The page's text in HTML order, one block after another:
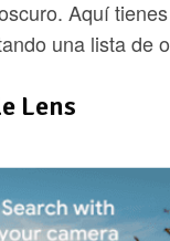
Aquí
una lista de
Lens